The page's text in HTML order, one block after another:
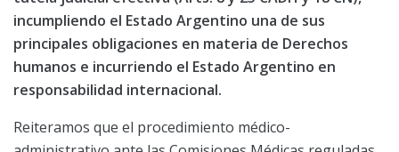
incumpliendo el Estado Argentino una de sus
principales obligaciones en materia de Derechos
humanos e incurriendo el Estado Argentino en
responsabilidad internacional.
Reiteramos que el procedimiento médico-